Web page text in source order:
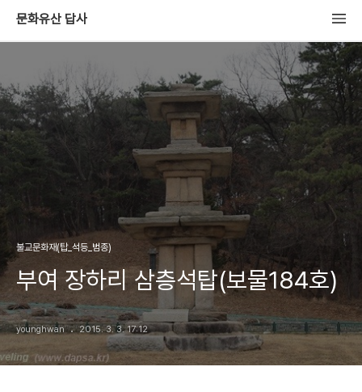
문화유산 답사
불교문화재(탑_석등_범종)
부여 장하리 삼층석탑(보물184호)
younghwan 2015. 3. 3. 17:12